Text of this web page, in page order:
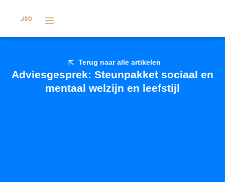
Terug naar alle artikelen
Adviesgesprek: Steunpakket sociaal en
mentaal welzijn en leefstijl